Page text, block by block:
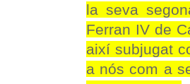
la seva
Ferran IV de
així subjugat
a nós com a